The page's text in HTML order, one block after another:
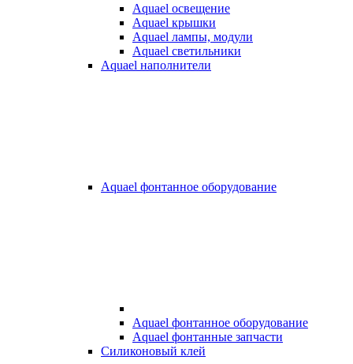
Aquael освещение
Aquael крышки
Aquael лампы, модули
Aquael светильники
Aquael наполнители
Aquael фонтанное оборудование
Aquael фонтанное оборудование
Aquael фонтанные запчасти
Силиконовый клей